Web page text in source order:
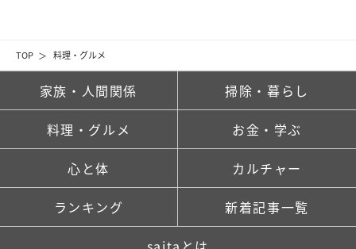
TOP 料理・グルメ
家族・人間関係 掃除・暮らし
料理・グルメ お金・学ぶ
心と体 カルチャー
ランキング 新着記事一覧